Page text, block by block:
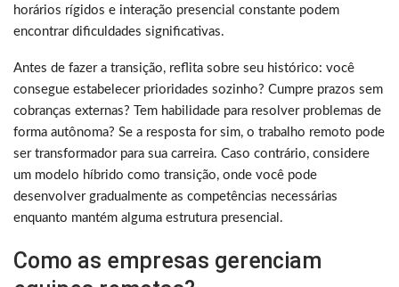
horários rígidos e interação presencial constante podem
encontrar dificuldades significativas.
Antes de fazer a transição, reflita sobre seu histórico: você
consegue estabelecer prioridades sozinho? Cumpre prazos sem
cobranças externas? Tem habilidade para resolver problemas de
forma autônoma? Se a resposta for sim, o trabalho remoto pode
ser transformador para sua carreira. Caso contrário, considere
um modelo híbrido como transição, onde você pode
desenvolver gradualmente as competências necessárias
enquanto mantém alguma estrutura presencial.
Como as empresas gerenciam